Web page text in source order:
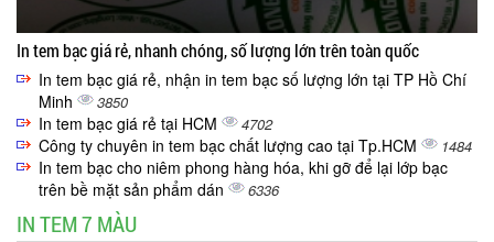
In tem bạc giá rẻ, nhanh chóng, số lượng lớn trên toàn quốc
In tem bạc giá rẻ, nhận in tem bạc số lượng lớn tại TP Hồ Chí
Minh
3850
In tem bạc giá rẻ tại HCM 4702
Công ty chuyên in tem bạc chất lượng cao tại Tp.HCM 1484
In tem bạc cho niêm phong hàng hóa, khi gỡ để lại lớp bạc
trên bề mặt sản phẩm dán
6336
IN TEM 7 MÀU